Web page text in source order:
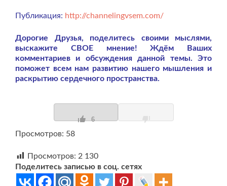
Публикация: http://channelingvsem.com/
Дорогие Друзья, поделитесь своими мыслями,
выскажите СВОЕ мнение! Ждём Ваших
комментариев и обсуждения данной темы. Это
поможет всем нам развитию нашего мышления и
раскрытию сердечного пространства.
6
Просмотров: 58
Просмотров: 2 130
Поделитесь записью в соц. сетях